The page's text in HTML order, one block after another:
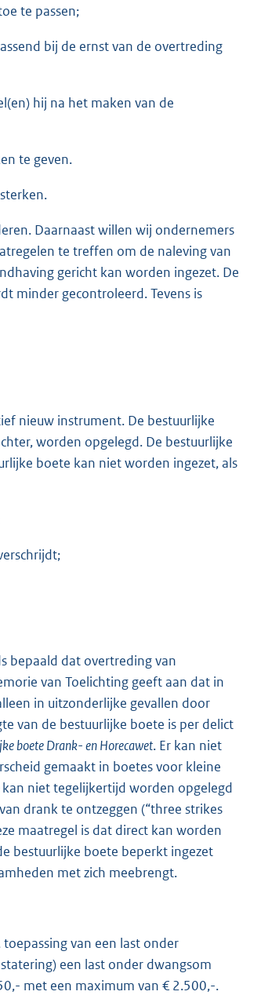
te passen;
bij de ernst van de overtreding
hij na het maken van de
te geven.
Daarnaast willen wij ondernemers
te treffen om de naleving van
gericht kan worden ingezet. De
minder gecontroleerd. Tevens is
nieuw instrument. De bestuurlijke
worden opgelegd. De bestuurlijke
boete kan niet worden ingezet, als
bepaald dat overtreding van
van Toelichting geeft aan dat in
in uitzonderlijke gevallen door
van de bestuurlijke boete is per delict
boete Drank- en Horecawet. Er kan niet
gemaakt in boetes voor kleine
niet tegelijkertijd worden opgelegd
drank te ontzeggen (“three strikes
maatregel is dat direct kan worden
bestuurlijke boete beperkt ingezet
met zich meebrengt.
van een last onder
een last onder dwangsom
met een maximum van € 2.500,-.